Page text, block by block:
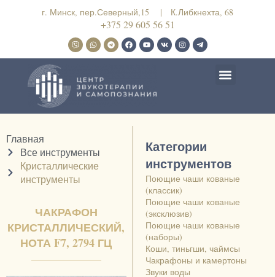
г. Минск, пер.Северный,15 | К.Либкнехта, 68
+375 29 605 56 51
Главная
Все инструменты
Кристаллические
инструменты
ЧАКРАФОН
КРИСТАЛЛИЧЕСКИЙ,
НОТА F7, 2794 ГЦ
Категории
инструментов
Поющие чаши кованые
(классик)
Поющие чаши кованые
(эксклюзив)
Поющие чаши кованые
(наборы)
Коши, тиньгши, чаймсы
Чакрафоны и камертоны
Звуки воды